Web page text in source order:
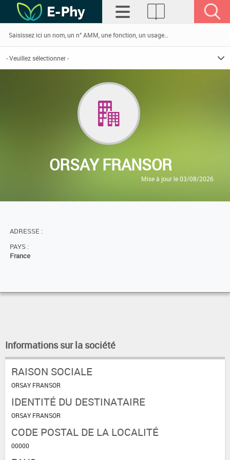
ORSAY FRANSOR
Mise à jour le 03/08/2026
ADRESSE :
PAYS :
France
Informations sur la société
RAISON SOCIALE
ORSAY FRANSOR
IDENTITÉ DU DESTINATAIRE
ORSAY FRANSOR
CODE POSTAL DE LA LOCALITÉ
00000